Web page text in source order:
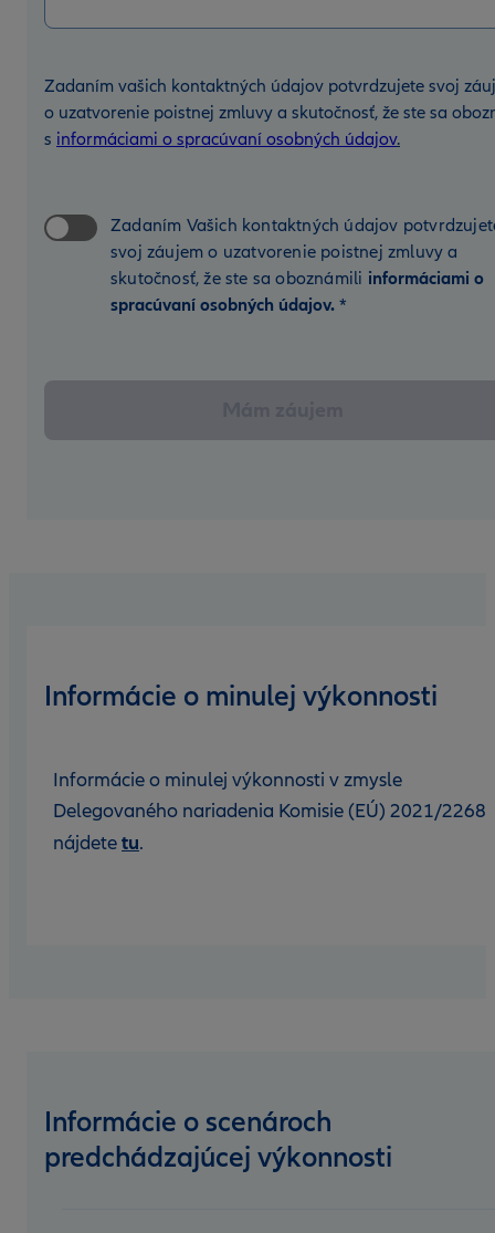
Zadaním vašich kontaktných údajov potvrdzujete svoj
o uzatvorenie poistnej zmluvy a skutočnosť, že ste sa
s informáciami o spracúvaní osobných údajov.
Zadaním Vašich kontaktných údajov
svoj záujem o uzatvorenie poistnej zmluvy a
skutočnosť, že ste sa oboznámili informáciami o
spracúvaní osobných údajov. *
Informácie o minulej výkonnosti
Informácie o minulej výkonnosti v zmysle
Delegovaného nariadenia Komisie (EÚ) 2021/2268
nájdetetu.
Informácie o scenároch
predchádzajúcej výkonnosti